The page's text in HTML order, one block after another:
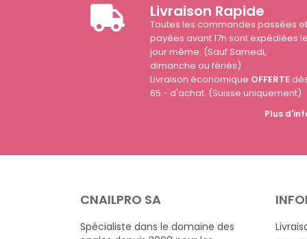
Livraison Rapide
Toutes les commandes passées
payées avant 17h sont expédiées
jour même. (Sauf Samedi,
dimanche ou fériés)
Livraison économique OFFERTE
65.- d'achat. (Suisse uniquement)
Plus
CNAILPRO SA
Spécialiste dans le domaine des